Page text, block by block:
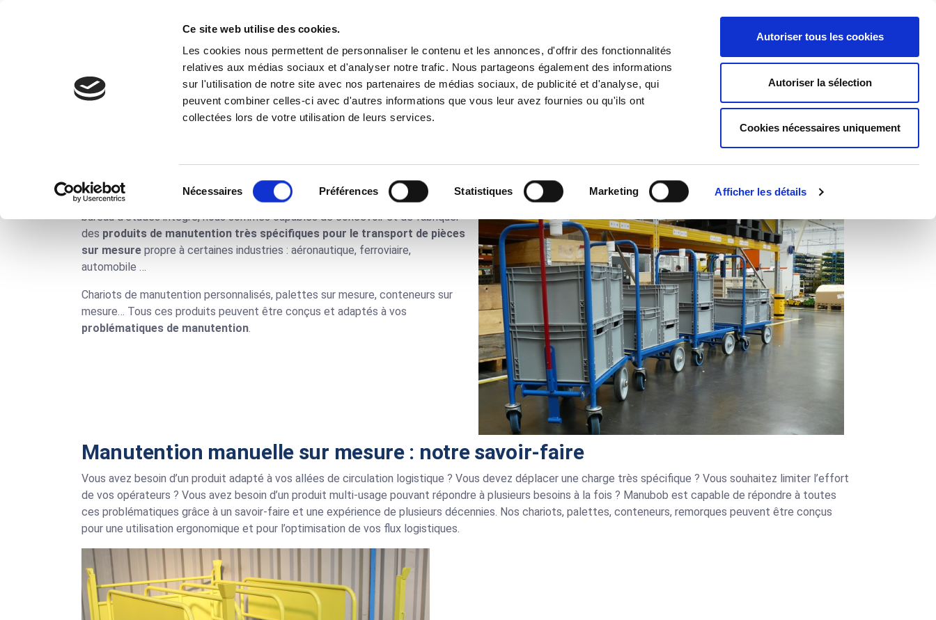
Ce site web utilise des cookies.
Les cookies nous permettent de personnaliser le contenu et les annonces, d'offrir des fonctionnalités
relatives aux médias sociaux et d'analyser notre trafic. Nous partageons également des informations
sur l'utilisation de notre site avec nos partenaires de médias sociaux, de publicité et d'analyse, qui
peuvent combiner celles-ci avec d'autres informations que vous leur avez fournies ou qu'ils ont
collectées lors de votre utilisation de leurs services.
Nécessaires Préférences Statistiques Marketing Afficher les détails
Autoriser tous les cookies
Autoriser la sélection
Cookies nécessaires uniquement
Vos Besoins À propos
Vos Besoins Manutention de charges spécifiques
Manutention de charges spécifiques
Grâce à l’expertise et au savoir-faire de nos technico-commerciaux et de notre
bureau d’études intégré, nous sommes capables de concevoir et de fabriquer
des produits de manutention très spécifiques pour le transport de pièces
sur mesure propre à certaines industries : aéronautique, ferroviaire,
automobile …
Chariots de manutention personnalisés, palettes sur mesure, conteneurs sur
mesure… Tous ces produits peuvent être conçus et adaptés à vos
problématiques de manutention.
Manutention manuelle sur mesure : notre savoir-faire
Vous avez besoin d’un produit adapté à vos allées de circulation logistique ? Vous devez déplacer une charge très spécifique ? Vous souhaitez limiter l’effort
de vos opérateurs ? Vous avez besoin d’un produit multi-usage pouvant répondre à plusieurs besoins à la fois ? Manubob est capable de répondre à toutes
ces problématiques grâce à un savoir-faire et une expérience de plusieurs décennies. Nos chariots, palettes, conteneurs, remorques peuvent être conçus
pour une utilisation ergonomique et pour l’optimisation de vos flux logistiques.